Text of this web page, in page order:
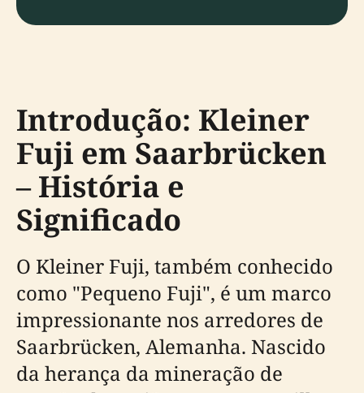
Introdução: Kleiner
Fuji em Saarbrücken
– História e
Significado
O Kleiner Fuji, também conhecido
como "Pequeno Fuji", é um marco
impressionante nos arredores de
Saarbrücken, Alemanha. Nascido
da herança da mineração de